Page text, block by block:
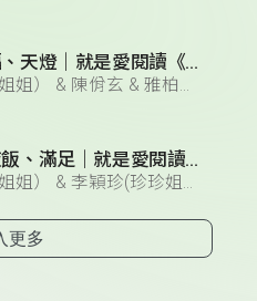
元宵節、祈福、天燈｜就是愛閱讀《天燈的由來》
施賢琴（小茱姐姐） & 陳佾玄 & 雅柏（黃柏諺） & 李穎珍(珍珍姐姐)
農曆年、年夜飯、滿足｜就是愛閱讀《佛跳牆的由來》
施賢琴（小茱姐姐） & 李穎珍(珍珍姐姐) & 陳佾玄 & 雅柏（黃柏諺）
更多